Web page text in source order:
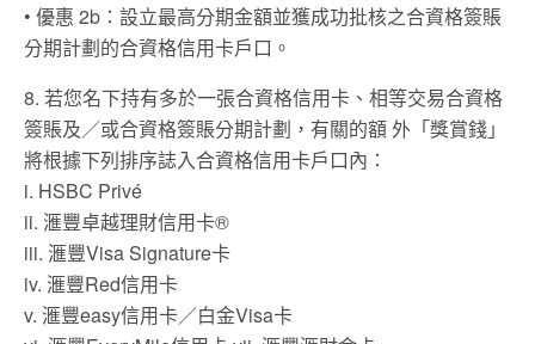
• 優惠 2b：設立最⾼分期⾦額並獲成功批核之合資格簽賬
分期計劃的合資格信⽤卡⼾⼝。
8. 若您名下持有多於⼀張合資格信⽤卡、相等交易合資格
簽賬及／或合資格簽賬分期計劃，有關的額 外「獎賞錢」
將根據下列排序誌入合資格信⽤卡⼾⼝內：
i. HSBC Privé
ii. 滙豐卓越理財信⽤卡®
iii. 滙豐Visa Signature卡
iv. 滙豐Red信⽤卡
v. 滙豐easy信⽤卡／⽩⾦Visa卡